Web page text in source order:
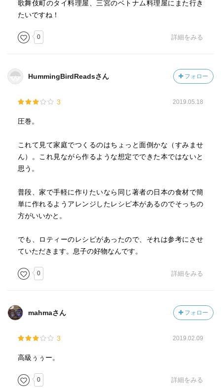
歌舞伎町のタイ料理屋、三宮のベトナム料理屋にまた行き
たいですね！
0 詳細をみる
HummingBirdReadsさん フォロー
3 2019.05.18
圧巻。
これて見て家庭でつくるのはちょっと面倒かな（すみませ
ん）。これ見ながら作るような想定でできた本ではないと
思う。
普段、家で手軽に作りたいなら同じ著者の日本の食材で簡
単に作れるようアレンジしたレシピ本があるのでそっちの
方がいいかと。
でも、ロティーのレシピがあったので、それは参考にさせ
ていただきます。息子の好物なんです。
0 詳細をみる
mahmaさん フォロー
3 2019.02.09
高級ぅぅー。
0 詳細をみる